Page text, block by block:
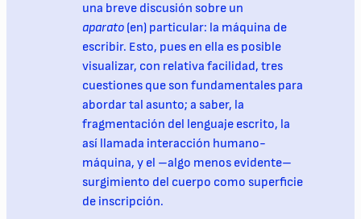
una breve discusión sobre un
aparato (en) particular: la máquina de
escribir. Esto, pues en ella es posible
visualizar, con relativa facilidad, tres
cuestiones que son fundamentales para
abordar tal asunto; a saber, la
fragmentación del lenguaje escrito, la
así llamada interacción humano-
máquina, y el –algo menos evidente–
surgimiento del cuerpo como superficie
de inscripción.